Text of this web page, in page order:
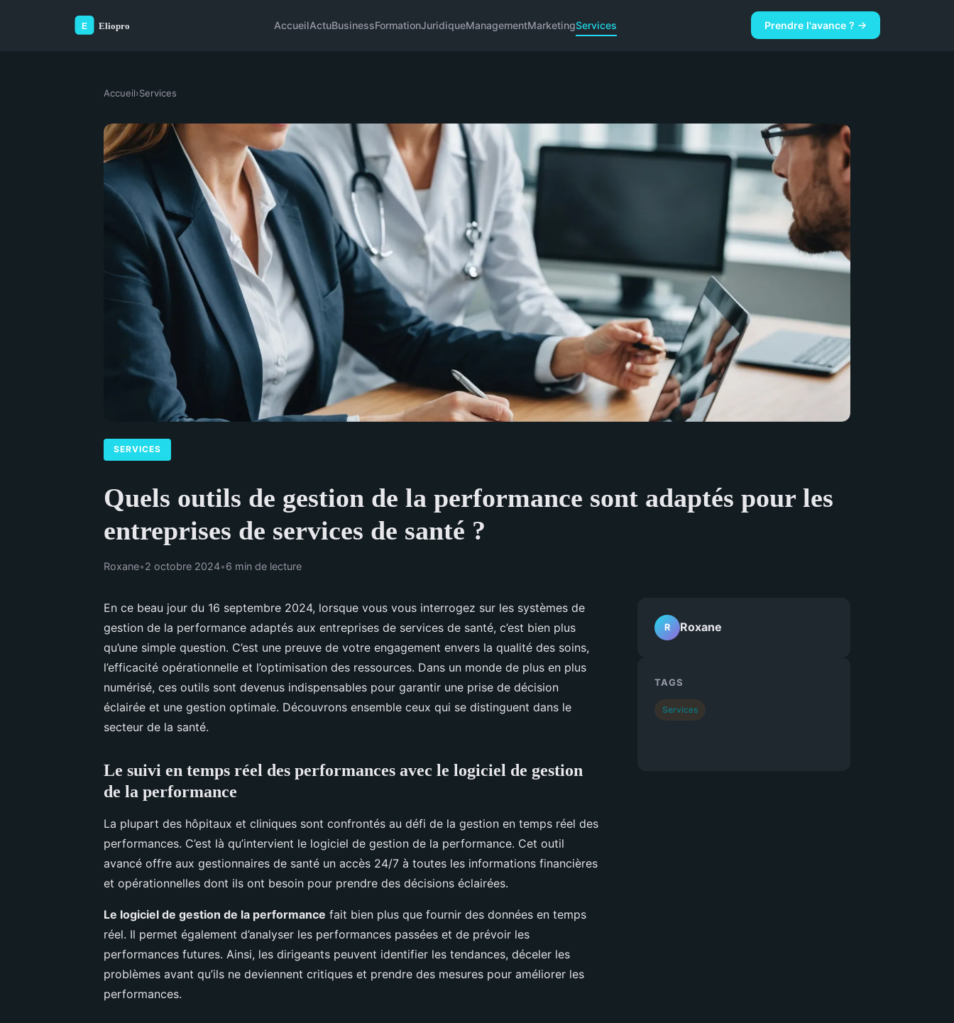
AccueilActuBusinessFormationJuridiqueManagementMarketingServices Prendre l'avance ? →
Accueil›Services
SERVICES
Quels outils de gestion de la performance sont adaptés pour les
entreprises de services de santé ?
Roxane•2 octobre 2024•6 min de lecture
En ce beau jour du 16 septembre 2024, lorsque vous vous interrogez sur les systèmes de
gestion de la performance adaptés aux entreprises de services de santé, c’est bien plus
qu’une simple question. C’est une preuve de votre engagement envers la qualité des soins,
l’efficacité opérationnelle et l’optimisation des ressources. Dans un monde de plus en plus
numérisé, ces outils sont devenus indispensables pour garantir une prise de décision
éclairée et une gestion optimale. Découvrons ensemble ceux qui se distinguent dans le
secteur de la santé.
Le suivi en temps réel des performances avec le logiciel de gestion
de la performance
La plupart des hôpitaux et cliniques sont confrontés au défi de la gestion en temps réel des
performances. C’est là qu’intervient le logiciel de gestion de la performance. Cet outil
avancé offre aux gestionnaires de santé un accès 24/7 à toutes les informations financières
et opérationnelles dont ils ont besoin pour prendre des décisions éclairées.
Le logiciel de gestion de la performance fait bien plus que fournir des données en temps
réel. Il permet également d’analyser les performances passées et de prévoir les
performances futures. Ainsi, les dirigeants peuvent identifier les tendances, déceler les
problèmes avant qu’ils ne deviennent critiques et prendre des mesures pour améliorer les
performances.
R Roxane
TAGS
Services